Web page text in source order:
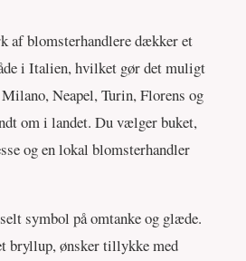
af blomsterhandlere dækker et
i Italien, hvilket gør det muligt
Neapel, Turin, Florens og
om i landet. Du vælger buket,
og en lokal blomsterhandler
symbol på omtanke og glæde.
bryllup, ønsker tillykke med